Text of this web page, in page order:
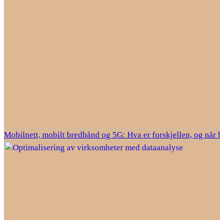
Mobilnett, mobilt bredbånd og 5G: Hva er forskjellen, og når